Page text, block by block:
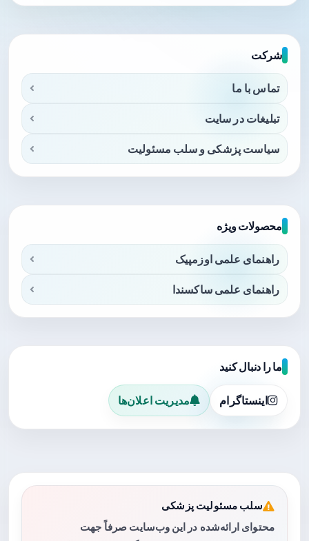
شرکت
تماس با ما
تبلیغات در سایت
سیاست پزشکی و سلب مسئولیت
محصولات ویژه
راهنمای علمی اوزمپیک
راهنمای علمی ساکسندا
ما را دنبال کنید
اینستاگرام مدیریت اعلان‌ها
سلب مسئولیت پزشکی
محتوای ارائه‌شده در این وب‌سایت صرفاً جهت